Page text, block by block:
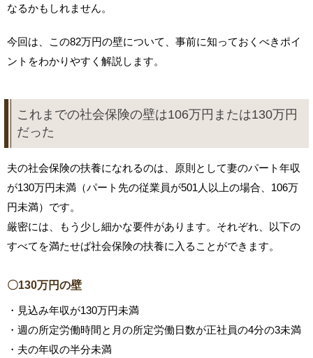
なるかもしれません。
今回は、この82万円の壁について、事前に知っておくべきポイ
ントをわかりやすく解説します。
これまでの社会保険の壁は106万円または130万円
だった
夫の社会保険の扶養になれるのは、原則として妻のパート年収
が130万円未満（パート先の従業員が501人以上の場合、106万
円未満）です。
厳密には、もう少し細かな要件があります。それぞれ、以下の
すべてを満たせば社会保険の扶養に入ることができます。
〇130万円の壁
・見込み年収が130万円未満
・週の所定労働時間と月の所定労働日数が正社員の4分の3未満
・夫の年収の半分未満